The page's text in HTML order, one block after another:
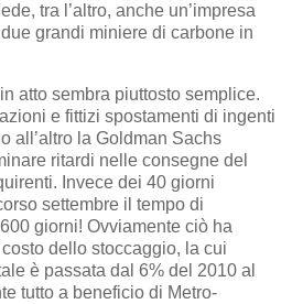
tra l’altro, anche un’impresa
grandi miniere di carbone in
atto sembra piuttosto semplice.
e fittizi spostamenti di ingenti
all’altro la Goldman Sachs
ritardi nelle consegne del
Invece dei 40 giorni
settembre il tempo di
giorni! Ovviamente ciò ha
dello stoccaggio, la cui
è passata dal 6% del 2010 al
tutto a beneficio di Metro-